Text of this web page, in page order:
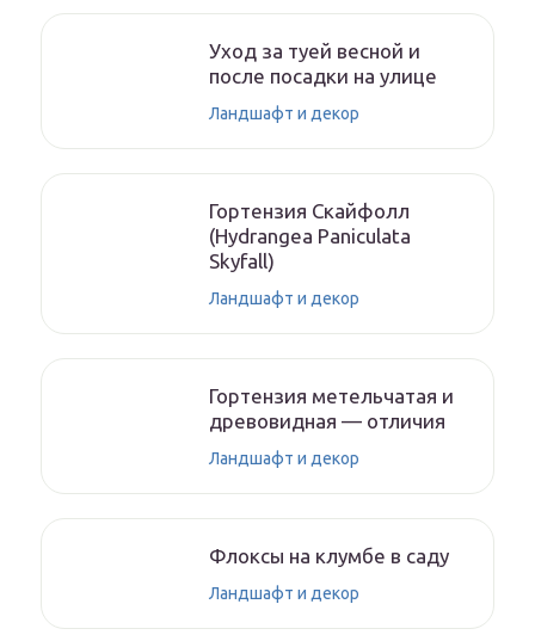
Уход за туей весной и
после посадки на улице
Ландшафт и декор
Гортензия Скайфолл
(Hydrangea Paniculata
Skyfall)
Ландшафт и декор
Гортензия метельчатая и
древовидная — отличия
Ландшафт и декор
Флоксы на клумбе в саду
Ландшафт и декор